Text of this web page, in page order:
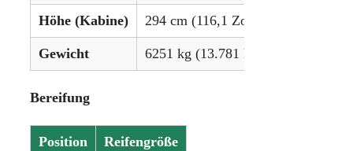
Höhe (Kabine) 294 cm (116,1 Zoll)
Gewicht 6251 kg (13.781 lbs)
Bereifung
Position Reifengröße